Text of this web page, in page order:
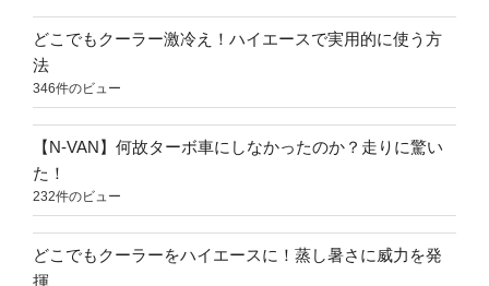
どこでもクーラー激冷え！ハイエースで実用的に使う方
法
346件のビュー
【N-VAN】何故ターボ車にしなかったのか？走りに驚い
た！
232件のビュー
どこでもクーラーをハイエースに！蒸し暑さに威力を発
揮